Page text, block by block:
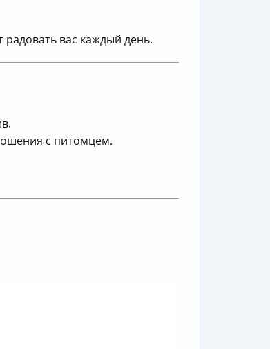
вас каждый день.
с питомцем.